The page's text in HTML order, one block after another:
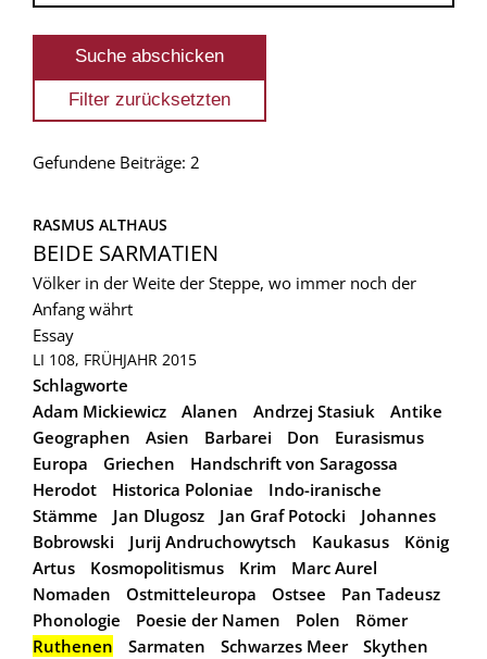
Gefundene Beiträge: 2
RASMUS ALTHAUS
BEIDE SARMATIEN
Völker in der Weite der Steppe, wo immer noch der
Anfang währt
Essay
LI 108, FRÜHJAHR 2015
Schlagworte
Adam Mickiewicz
Alanen Andrzej Stasiuk
Antike
Geographen
Asien Barbarei Don
Eurasismus
Europa
Griechen
Handschrift von Saragossa
Herodot
Historica Poloniae
Indo-iranische
Stämme
Jan Dlugosz Jan Graf Potocki
Johannes
Bobrowski
Jurij Andruchowytsch Kaukasus
König
Artus
Kosmopolitismus Krim
Marc Aurel
Nomaden
Ostmitteleuropa Ostsee
Pan Tadeusz
Phonologie
Poesie der Namen Polen
Römer
Ruthenen
Sarmaten Schwarzes Meer
Skythen